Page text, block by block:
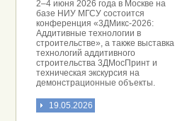
2–4 июня 2026 года в Москве на
базе НИУ МГСУ состоится
конференция «3ДМикс-2026:
Аддитивные технологии в
строительстве», а также выставка
технологий аддитивного
строительства 3ДМосПринт и
техническая экскурсия на
демонстрационные объекты.
19.05.2026